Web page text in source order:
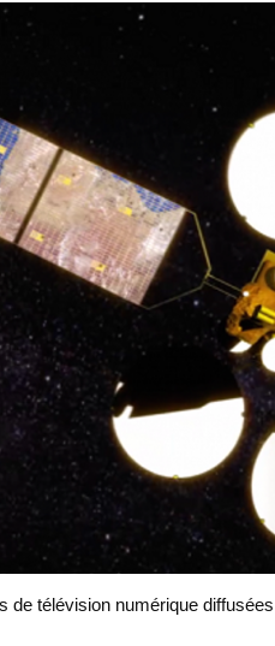
de télévision numérique